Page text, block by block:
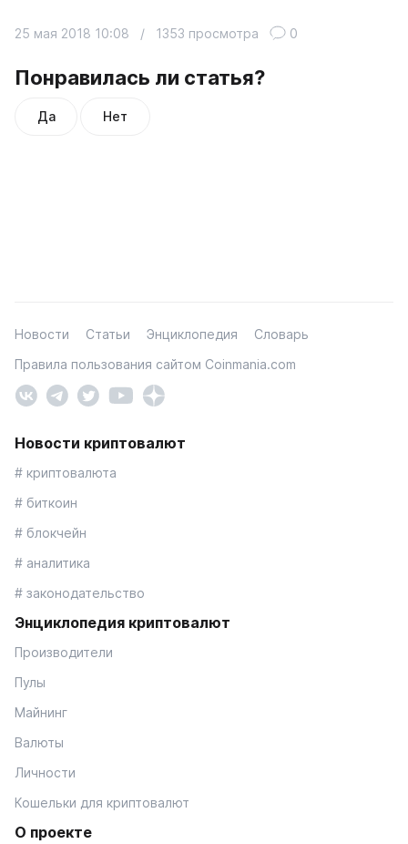
Понравилась ли статья?
Да Нет
25 мая 2018 10:08 / 1353 просмотра 0
Новости Статьи Энциклопедия
Словарь
Правила пользования сайтом Coinmania.com
Новости криптовалют
# криптовалюта
# биткоин
# блокчейн
# аналитика
# законодательство
Энциклопедия криптовалют
Производители
Пулы
Майнинг
Валюты
Личности
Кошельки для криптовалют
О проекте